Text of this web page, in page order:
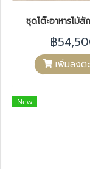
ชุดโต๊ะอาหารไม้
฿
เพิ่มลงต
New